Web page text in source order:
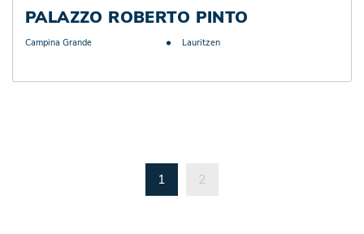
PALAZZO ROBERTO PINTO
Campina Grande Lauritzen
1 2